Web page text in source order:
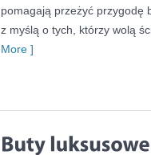
pomagają przeżyć przygodę
z myślą o tych, którzy wolą
More ]